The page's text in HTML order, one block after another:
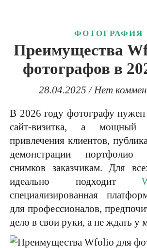
ФОТОГРАФИЯ
Преимущества
фотографов в
28.04.2025 / Нет
В 2026 году фотографу нужен не банальный
сайт-визитка, а мощный
привлечения клиентов,
демонстрации
снимков заказчикам. Для
идеально подходит
специализированная
для профессионалов,
дело в свои руки, а не ждать у